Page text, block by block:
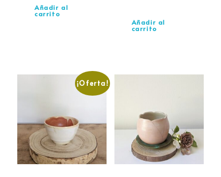
Añadir al
carrito
Añadir al
carrito
¡Oferta!